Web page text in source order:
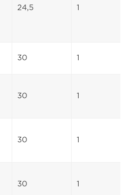
24,5 1
30 1
30 1
30 1
30 1